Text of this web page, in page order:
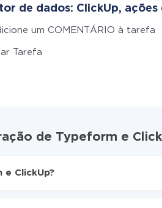
de dados: ClickUp, ações
um COMENTÁRIO à tarefa
Tarefa
de Typeform e
ClickUp?